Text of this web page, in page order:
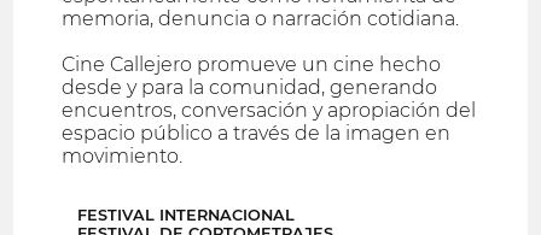
memoria, denuncia o narración cotidiana.
Cine Callejero promueve un cine hecho
desde y para la comunidad, generando
encuentros, conversación y apropiación del
espacio público a través de la imagen en
movimiento.
FESTIVAL INTERNACIONAL